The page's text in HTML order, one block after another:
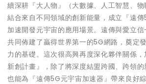
續深耕『大人物』（大數據、人工智慧、
結合來自不同領域的創新能量，成立『遠
加速開發元宇宙的應用場景。遠傳與愛立信
共同佈建了贏得世界第一的5G網路，奠定
力的基礎。這次很高興再度深化夥伴關係
新創計畫』，除了將深度結盟跨國、跨領
也能為『遠傳5G元宇宙加速器』帶來良好